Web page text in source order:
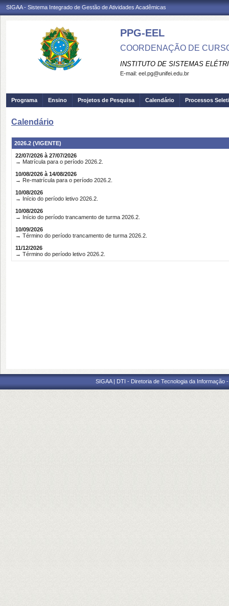
SIGAA - Sistema Integrado de Gestão de Atividades Acadêmicas
PPG-EEL
COORDENAÇÃO DE
INSTITUTO DE SISTEMAS
E-mail: eel.pg@unifei.edu.br
Programa Ensino Projetos de Pesquisa Calendário Processos
Calendário
2026.2 (VIGENTE)
22/07/2026 à 27/07/2026
→ Matrícula para o período 2026.2.
10/08/2026 à 14/08/2026
→ Re-matrícula para o período 2026.2.
10/08/2026
→ Início do período letivo 2026.2.
10/08/2026
→ Início do período trancamento de turma 2026.2.
10/09/2026
→ Término do período trancamento de turma 2026.2.
11/12/2026
→ Término do período letivo 2026.2.
SIGAA | DTI - Diretoria de Tecnologia da